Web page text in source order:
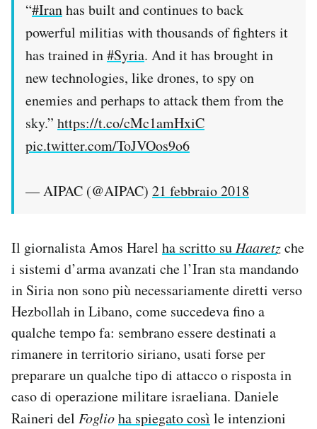
“#Iranhas built and continues to back
powerful militias with thousands of fighters it
has trained in#Syria. And it has brought in
new technologies, like drones, to spy on
enemies and perhaps to attack them from the
sky.” https://t.co/cMc1amHxiC
pic.twitter.com/ToJVOos9o6
— AIPAC (@AIPAC) 21 febbraio 2018
Il giornalista Amos Harel ha scritto su Haaretzche
i sistemi d’arma avanzati che l’Iran sta mandando
in Siria non sono più necessariamente diretti verso
Hezbollah in Libano, come succedeva fino a
qualche tempo fa: sembrano essere destinati a
rimanere in territorio siriano, usati forse per
preparare un qualche tipo di attacco o risposta in
caso di operazione militare israeliana. Daniele
Raineri del Foglioha spiegato così le intenzioni